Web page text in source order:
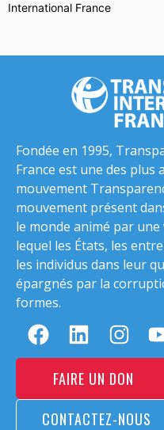
International France
Fondée en 1995,
France est une des plus
mouvement
mouvement présent
le monde animé par
lequel les États, les
les individus dans leur
épargnés par la
formes.
FAIRE UN DON
CONTACTEZ-NOUS